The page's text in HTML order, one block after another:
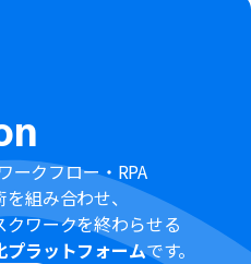
Yoomを連携してください。
ークフロー・RPA
組み合わせ、
ワークを終わらせる
プラットフォームです。